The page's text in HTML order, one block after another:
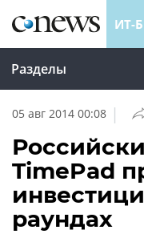
ИТ-
Разделы
05 авг 2014 00:08 |
TimePad
раундах